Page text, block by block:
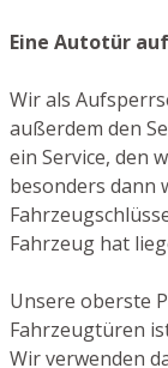
Eine Autotür
Wir als
außerdem den
ein Service, den
besonders dann
Fahrzeug hat
Unsere oberste
Fahrzeugtüren
Wir verwenden